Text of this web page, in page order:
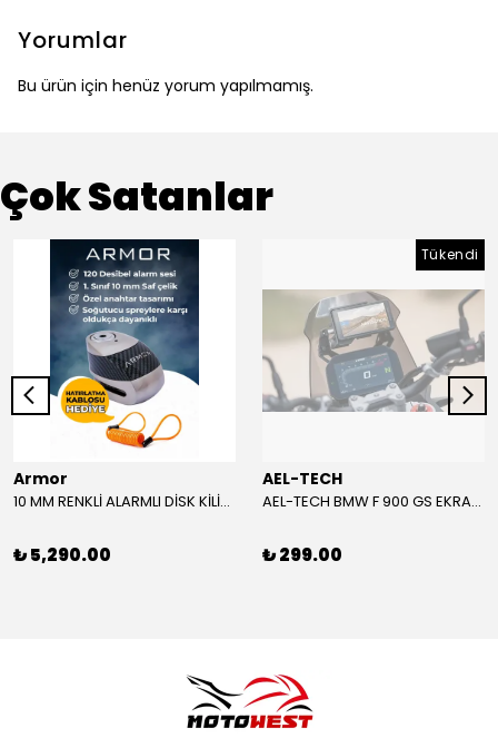
Yorumlar
Bu ürün için henüz yorum yapılmamış.
Çok Satanlar
Armor
10 MM RENKLİ ALARMLI DİSK KİLİDİ YENİ VERSİYON
₺ 5,290.00
Tükendi
AEL-TECH
AEL-TECH BMW F 900 GS EKRAN/GÖSTERGE KORUYUCU 2024-2025
₺ 299.00